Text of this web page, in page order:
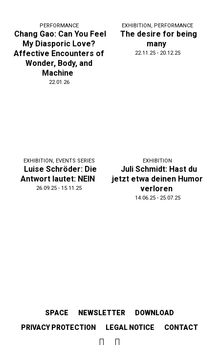
PERFORMANCE
Chang Gao: Can You Feel
My Diasporic Love?
Affective Encounters of
Wonder, Body, and
Machine
22.01.26
EXHIBITION, PERFORMANCE
The desire for being
many
22.11.25 - 20.12.25
EXHIBITION , EVENTS SERIES
Luise Schröder: Die
Antwort lautet: NEIN
26.09.25 - 15.11.25
EXHIBITION
Juli Schmidt: Hast du
jetzt etwa deinen Humor
verloren
14.06.25 - 25.07.25
SPACE NEWSLETTER
DOWNLOAD
PRIVACY PROTECTION
LEGAL NOTICE CONTACT